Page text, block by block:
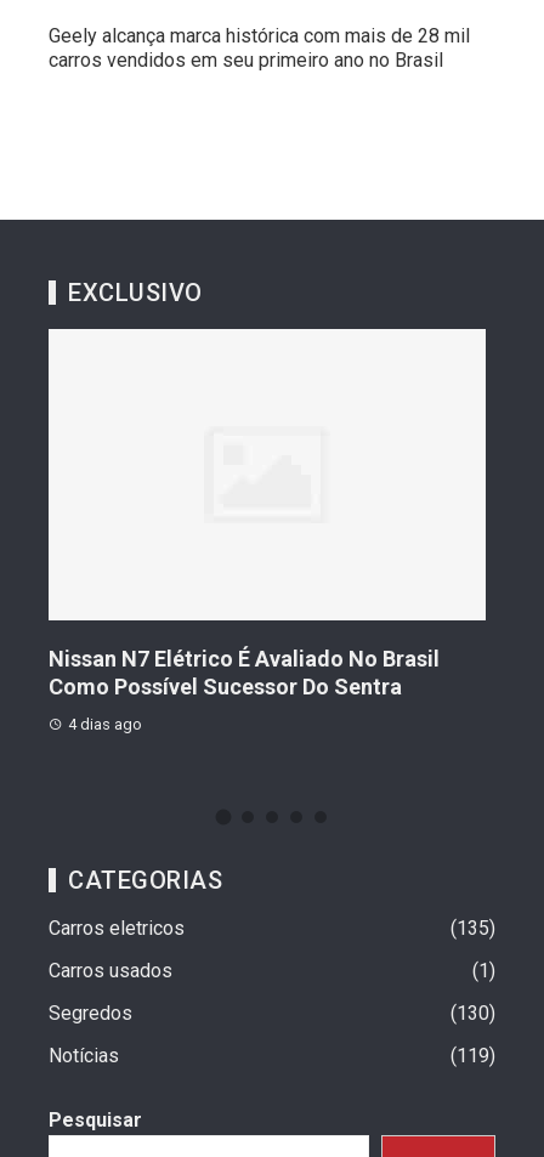
Geely alcança marca histórica com mais de 28 mil
carros vendidos em seu primeiro ano no Brasil
EXCLUSIVO
Geely Celebra Um Ano No Brasil Com
Vendas Que Ultrapassam 25 Mil Veículos
4 dias ago
CATEGORIAS
Carros eletricos
135
Carros usados
1
Segredos
130
Notícias
119
Pesquisar